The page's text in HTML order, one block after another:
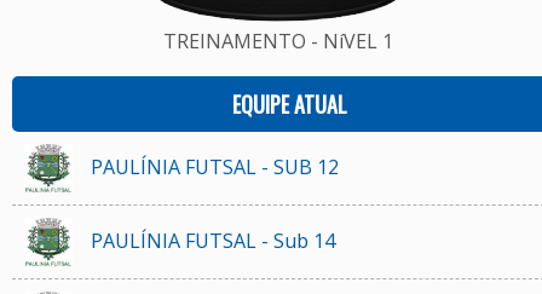
TREINAMENTO - NíVEL 1
EQUIPE ATUAL
PAULÍNIA FUTSAL - SUB 12
PAULÍNIA FUTSAL - Sub 14